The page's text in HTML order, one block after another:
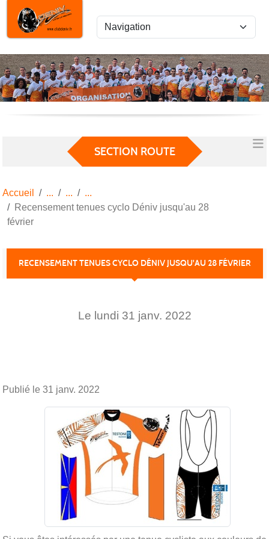
SECTION ROUTE
Accueil
Recensement tenues cyclo Déniv jusqu'au 28
février
RECENSEMENT TENUES CYCLO DÉNIV JUSQU'AU 28 FÉVRIER
Le lundi 31 janv. 2022
Publié le 31 janv. 2022
Panneau de gestion des cookies